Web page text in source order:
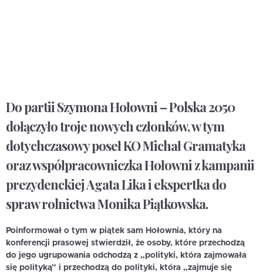
Do partii Szymona Hołowni – Polska 2050
dołączyło troje nowych członków, w tym
dotychczasowy poseł KO Michał Gramatyka
oraz współpracowniczka Hołowni z kampanii
prezydenckiej Agata Lika i ekspertka do
spraw rolnictwa Monika Piątkowska.
Poinformował o tym w piątek sam Hołownia, który na
konferencji prasowej stwierdził, że osoby, które przechodzą
do jego ugrupowania odchodzą z „polityki, która zajmowała
się polityką” i przechodzą do polityki, która „zajmuje się